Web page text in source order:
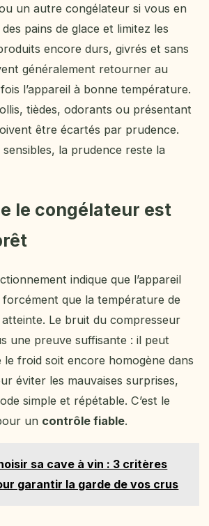
un autre congélateur si vous en
pains de glace et limitez les
encore durs, givrés et sans
généralement retourner au
l’appareil à bonne température.
tièdes, odorants ou présentant
être écartés par prudence.
la prudence reste la
le congélateur est
indique que l’appareil
que la température de
Le bruit du compresseur
une preuve suffisante : il peut
froid soit encore homogène dans
éviter les mauvaises surprises,
simple et répétable. C’est le
un contrôle fiable.
sa cave à vin : 3 critères
garantir la garde de vos crus